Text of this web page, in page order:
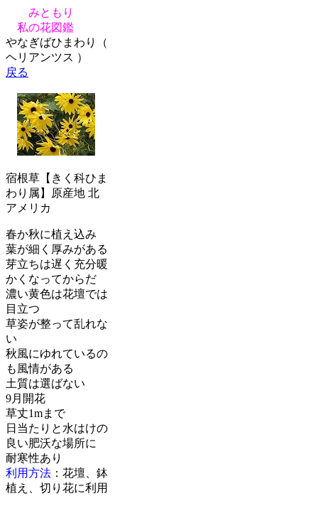
みともり
私の花図鑑
やなぎばひまわり（
ヘリアンツス ）
戻る
宿根草【きく科ひま
わり属】原産地 北
アメリカ
春か秋に植え込み
葉が細く厚みがある
芽立ちは遅く充分暖
かくなってからだ
濃い黄色は花壇では
目立つ
草姿が整って乱れな
い
秋風にゆれているの
も風情がある
土質は選ばない
9月開花
草丈1mまで
日当たりと水はけの
良い肥沃な場所に
耐寒性あり
利用方法 ：花壇、鉢
植え、切り花に利用